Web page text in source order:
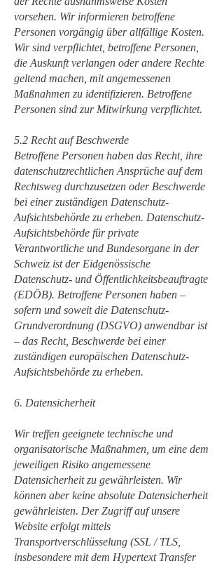
vorsehen. Wir informieren betroffene
Personen vorgängig über allfällige Kosten.
Wir sind verpflichtet, betroffene Personen,
die Auskunft verlangen oder andere Rechte
geltend machen, mit angemessenen
Maßnahmen zu identifizieren. Betroffene
Personen sind zur Mitwirkung verpflichtet.
5.2 Recht auf Beschwerde
Betroffene Personen haben das Recht, ihre
datenschutzrechtlichen Ansprüche auf dem
Rechtsweg durchzusetzen oder Beschwerde
bei einer zuständigen Datenschutz-
Aufsichtsbehörde zu erheben. Datenschutz-
Aufsichtsbehörde für private
Verantwortliche und Bundesorgane in der
Schweiz ist der Eidgenössische
Datenschutz- und Öffentlichkeitsbeauftragte
(EDÖB). Betroffene Personen haben –
sofern und soweit die Datenschutz-
Grundverordnung (DSGVO) anwendbar ist
– das Recht, Beschwerde bei einer
zuständigen europäischen Datenschutz-
Aufsichtsbehörde zu erheben.
6. Datensicherheit
Wir treffen geeignete technische und
organisatorische Maßnahmen, um eine dem
jeweiligen Risiko angemessene
Datensicherheit zu gewährleisten. Wir
können aber keine absolute Datensicherheit
gewährleisten. Der Zugriff auf unsere
Website erfolgt mittels
Transportverschlüsselung (SSL / TLS,
insbesondere mit dem Hypertext Transfer